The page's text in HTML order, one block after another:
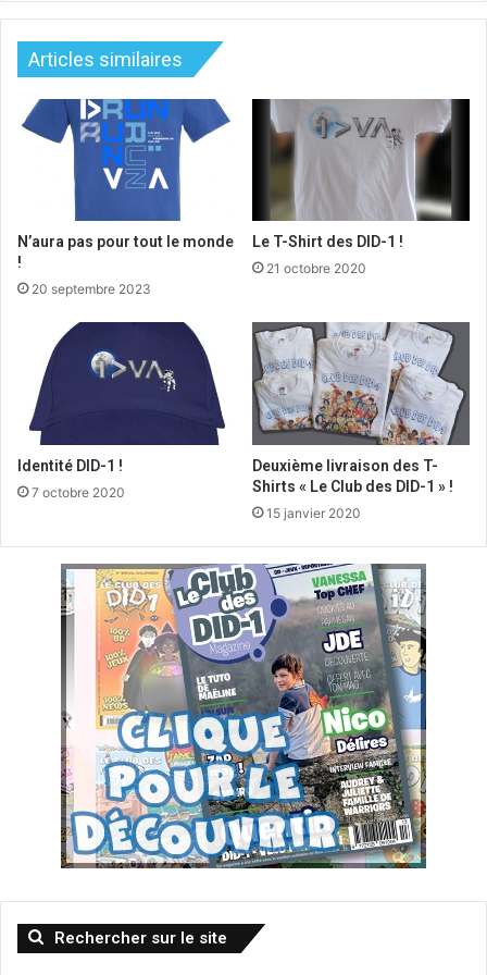
Articles similaires
N’aura pas pour tout le monde
!
20 septembre 2023
Le T-Shirt des DID-1 !
21 octobre 2020
Identité DID-1 !
7 octobre 2020
Deuxième livraison des T-
Shirts « Le Club des DID-1 » !
15 janvier 2020
Rechercher sur le site